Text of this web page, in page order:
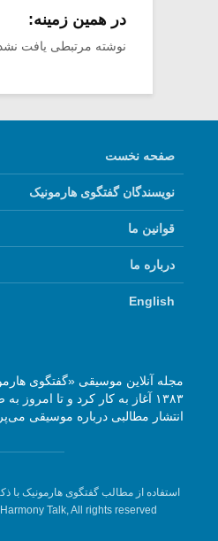
در همین زمینه:
نوشته مرتبطی یافت نشد
صفحه نخست
نویسندگان گفتگوی هارمونیک
قوانین ما
درباره ما
English
۱۳۸۳ آغاز به کار کرد و تا
انتشار مطالبی درباره موسیقی
استفاده از مطالب گفتگوی هارمونیک
Talk, All rights reserved.